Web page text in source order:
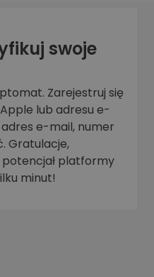
swoje
Zarejestruj się
lub adresu e-
e-mail, numer
Gratulacje,
potencjał platformy
minut!